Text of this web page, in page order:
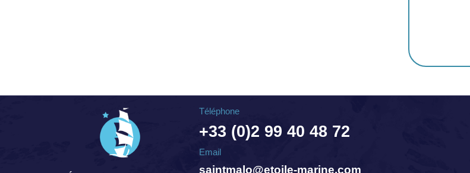
Téléphone
+33 (0)2 99 40 48 72
Email
saintmalo@etoile-marine.com